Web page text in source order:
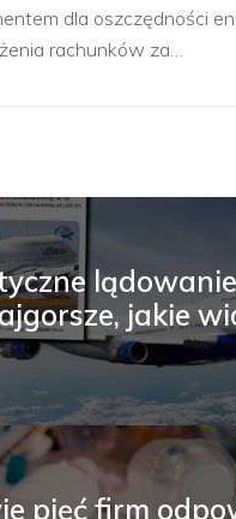
dla oszczędności
rachunków za…
jakie
pięć firm